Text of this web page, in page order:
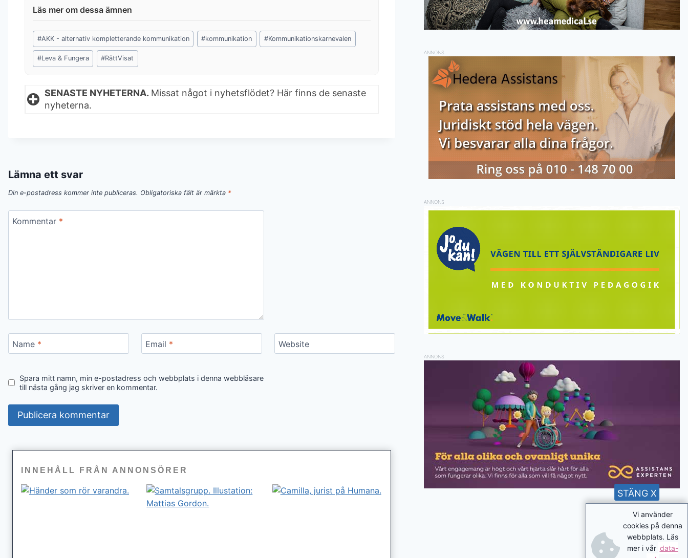
Post
Tags:
#AKK - alternativ kompletterande kommunikation #kommunikation #Kommunikationskarnevalen
#Leva & Fungera #RättVisat
SENASTE NYHETERNA. Missat något i nyhetsflödet? Här finns de senaste
nyheterna.
Lämna ett svar
Din e-postadress kommer inte publiceras. Obligatoriska fält är märkta *
Kommentar *
Name * Email * Website
Spara mitt namn, min e-postadress och webbplats i denna webbläsare
till nästa gång jag skriver en kommentar.
INNEHÅLL FRÅN ANNONSÖRER
ANNONS
ANNONS
ANNONS
Vi använder
cookies på denna
webbplats. Läs
mer i vår data-
STÄNG X